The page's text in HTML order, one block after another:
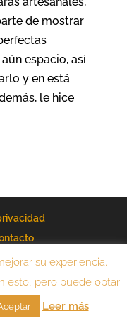
de mostrar
espacio, así
y en está
le hice
su experiencia.
esto, pero puede optar
Leer más